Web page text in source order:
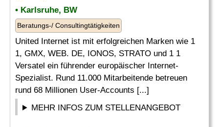
• Karlsruhe, BW
Beratungs-/ Consultingtätigkeiten
United Internet ist mit erfolgreichen Marken wie 1
1, GMX, WEB. DE, IONOS, STRATO und 1 1
Versatel ein führender europäischer Internet-
Spezialist. Rund 11.000 Mitarbeitende betreuen
rund 68 Millionen User-Accounts [...]
MEHR INFOS ZUM STELLENANGEBOT